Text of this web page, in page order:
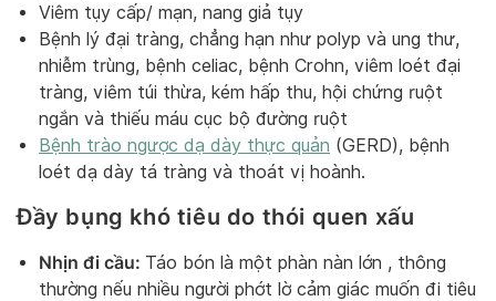
Viêm tụy cấp/ mạn, nang giả tụy
Bệnh lý đại tràng, chẳng hạn như polyp và ung thư,
nhiễm trùng, bệnh celiac, bệnh Crohn, viêm loét đại
tràng, viêm túi thừa, kém hấp thu, hội chứng ruột
ngắn và thiếu máu cục bộ đường ruột
Bệnh trào ngược dạ dày thực quản (GERD), bệnh
loét dạ dày tá tràng và thoát vị hoành.
Đầy bụng khó tiêu do thói quen xấu
Nhịn đi cầu: Táo bón là một phàn nàn lớn , thông
thường nếu nhiều người phớt lờ cảm giác muốn đi tiêu